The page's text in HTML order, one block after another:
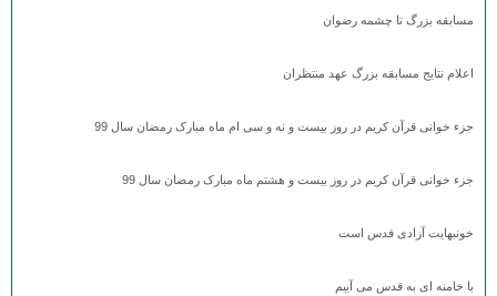
مسابقه بزرگ تا چشمه رضوان
اعلام نتایج مسابقه بزرگ عهد منتظران
جزء خوانی قرآن کریم در روز بیست و نه و سی ام ماه مبارک رمضان سال 99
جزء خوانی قرآن کریم در روز بیست و هشتم ماه مبارک رمضان سال 99
خونبهایت آزادی قدس است
با خامنه ای به قدس می آییم